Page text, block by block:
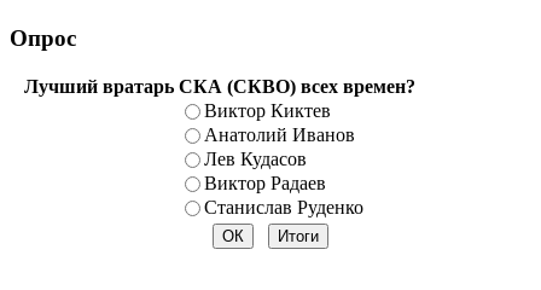
Опрос
Лучший вратарь СКА (СКВО) всех времен?
Виктор Киктев
Анатолий Иванов
Лев Кудасов
Виктор Радаев
Станислав Руденко